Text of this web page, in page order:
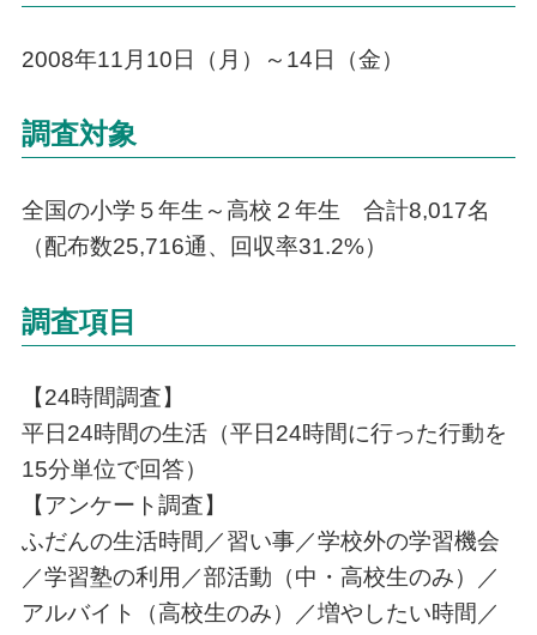
2008年11月10日（月）～14日（金）
調査対象
全国の小学５年生～高校２年生 合計8,017名
（配布数25,716通、回収率31.2%）
調査項目
【24時間調査】
平日24時間の生活（平日24時間に行った行動を
15分単位で回答）
【アンケート調査】
ふだんの生活時間／習い事／学校外の学習機会
／学習塾の利用／部活動（中・高校生のみ）／
アルバイト（高校生のみ）／増やしたい時間／